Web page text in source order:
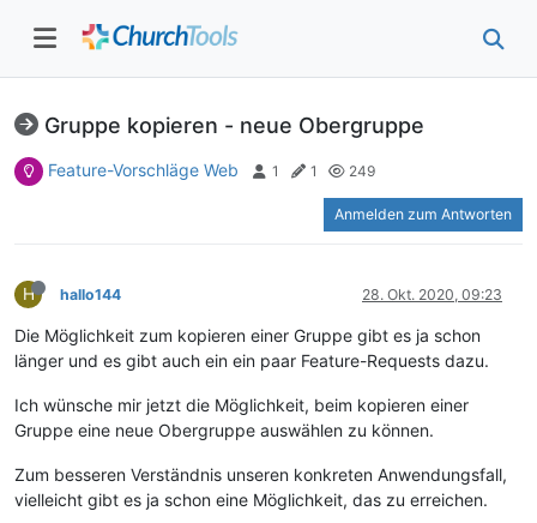
Gruppe kopieren - neue Obergruppe
Feature-Vorschläge Web 1 1 249
Anmelden zum Antworten
H hallo144 28. Okt. 2020, 09:23
Die Möglichkeit zum kopieren einer Gruppe gibt es ja schon
länger und es gibt auch ein ein paar Feature-Requests dazu.
Ich wünsche mir jetzt die Möglichkeit, beim kopieren einer
Gruppe eine neue Obergruppe auswählen zu können.
Zum besseren Verständnis unseren konkreten Anwendungsfall,
vielleicht gibt es ja schon eine Möglichkeit, das zu erreichen.